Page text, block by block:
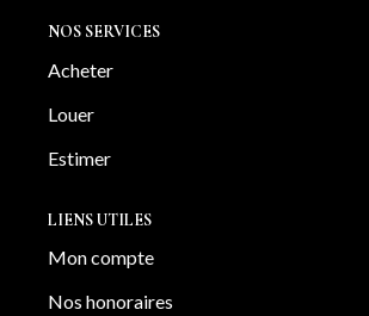
NOS SERVICES
Acheter
Louer
Estimer
LIENS UTILES
Mon compte
Nos honoraires